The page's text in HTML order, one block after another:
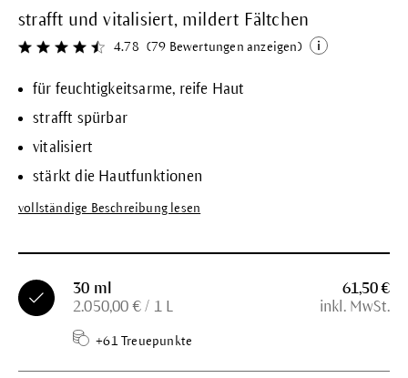
strafft und vitalisiert, mildert Fältchen
Durchschnittliche Bewertung von 4.7 von 5 Sternen
4.78 (79 Bewertungen anzeigen)
für feuchtigkeitsarme, reife Haut
strafft spürbar
vitalisiert
stärkt die Hautfunktionen
vollständige Beschreibung lesen
30 ml
2.050,00 € / 1 L
+61 Treuepunkte
61,50 €
inkl. MwSt.